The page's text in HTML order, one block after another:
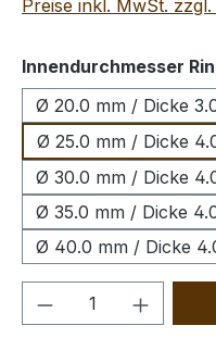
Preise inkl. MwSt.
Innendurchmesser
Ø 20.0 mm / Dicke
Ø 25.0 mm / Dicke
Ø 30.0 mm / Dicke
Ø 35.0 mm / Dicke
Ø 40.0 mm / Dicke
Produkt